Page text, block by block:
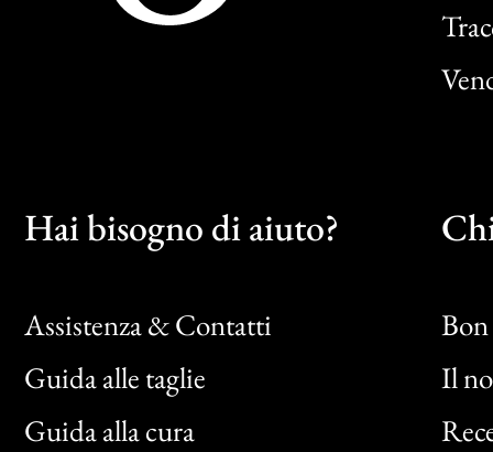
Hai bisogno di aiuto?
Assistenza & Contatti
Guida alle taglie
Guida alla cura
Il
Bon